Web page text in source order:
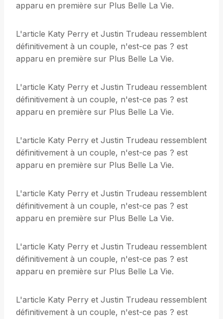
apparu en première sur Plus Belle La Vie.
L'article Katy Perry et Justin Trudeau ressemblent
définitivement à un couple, n'est-ce pas ? est
apparu en première sur Plus Belle La Vie.
L'article Katy Perry et Justin Trudeau ressemblent
définitivement à un couple, n'est-ce pas ? est
apparu en première sur Plus Belle La Vie.
L'article Katy Perry et Justin Trudeau ressemblent
définitivement à un couple, n'est-ce pas ? est
apparu en première sur Plus Belle La Vie.
L'article Katy Perry et Justin Trudeau ressemblent
définitivement à un couple, n'est-ce pas ? est
apparu en première sur Plus Belle La Vie.
L'article Katy Perry et Justin Trudeau ressemblent
définitivement à un couple, n'est-ce pas ? est
apparu en première sur Plus Belle La Vie.
L'article Katy Perry et Justin Trudeau ressemblent
définitivement à un couple, n'est-ce pas ? est